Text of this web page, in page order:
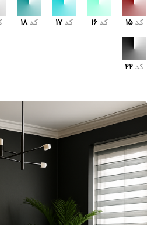
کد 15 کد 16 کد 17 کد 18
کد 22